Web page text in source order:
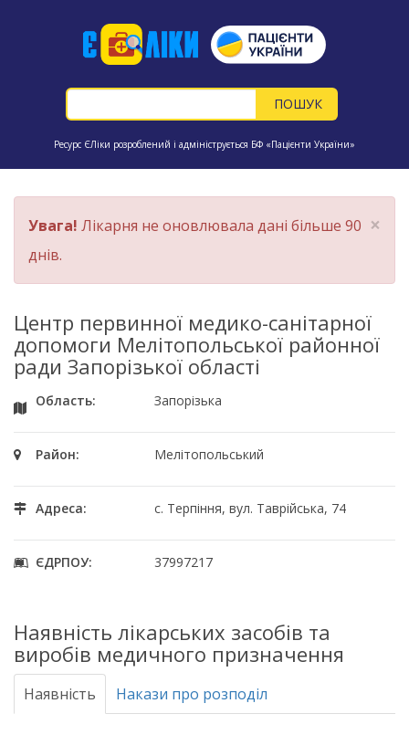
Ресурс ЄЛіки розроблений і адмініструється БФ «Пацієнти України»
×
Увага! Лікарня не оновлювала дані більше 90
днів.
Центр первинної медико-санітарної
допомоги Мелітопольської районної
ради Запорізької області
Область: Запорізька
Район: Мелітопольський
Адреса: с. Терпіння, вул. Таврійська, 74
ЄДРПОУ: 37997217
Наявність лікарських засобів та
виробів медичного призначення
Наявність Накази про розподіл